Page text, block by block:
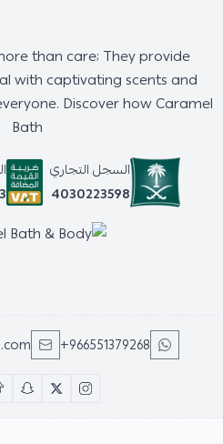
than care; They provide
with captivating scents and
Discover how Caramel
Bath
السجل التجاري
4030223598
+966551379268